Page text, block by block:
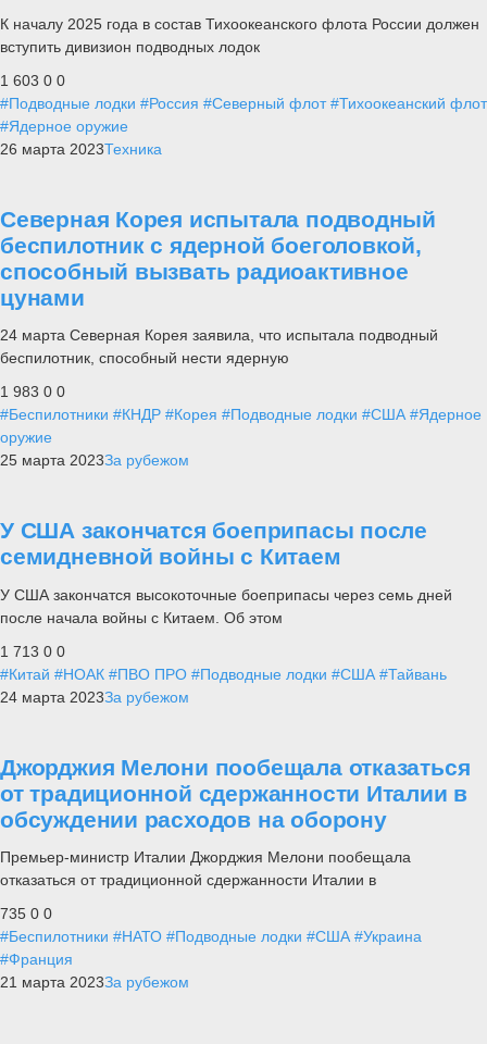
К началу 2025 года в состав Тихоокеанского флота России должен
вступить дивизион подводных лодок
1 603 0 0
#Подводные лодки #Россия #Северный флот #Тихоокеанский флот
#Ядерное оружие
26 марта 2023Техника
Северная Корея испытала подводный
беспилотник с ядерной боеголовкой,
способный вызвать радиоактивное
цунами
24 марта Северная Корея заявила, что испытала подводный
беспилотник, способный нести ядерную
1 983 0 0
#Беспилотники #КНДР #Корея #Подводные лодки #США #Ядерное
оружие
25 марта 2023За рубежом
У США закончатся боеприпасы после
семидневной войны с Китаем
У США закончатся высокоточные боеприпасы через семь дней
после начала войны с Китаем. Об этом
1 713 0 0
#Китай #НОАК #ПВО ПРО #Подводные лодки #США #Тайвань
24 марта 2023За рубежом
Джорджия Мелони пообещала отказаться
от традиционной сдержанности Италии в
обсуждении расходов на оборону
Премьер-министр Италии Джорджия Мелони пообещала
отказаться от традиционной сдержанности Италии в
735 0 0
#Беспилотники #НАТО #Подводные лодки #США #Украина
#Франция
21 марта 2023За рубежом